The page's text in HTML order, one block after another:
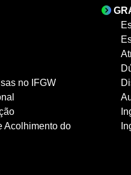
no IFGW
Acolhimento do